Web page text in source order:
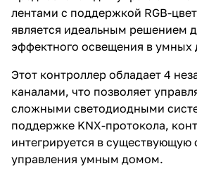
лентами с поддержкой RGB-
является идеальным решением
эффектного освещения в умных
Этот контроллер обладает 4
каналами, что позволяет
сложными светодиодными
поддержке KNX-протокола,
интегрируется в существующую
управления умным домом.